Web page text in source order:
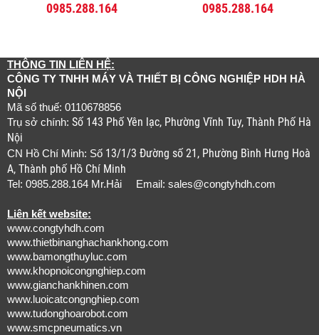
0985.288.164 0985.288.164
THÔNG TIN LIÊN HỆ:
CÔNG TY TNHH MÁY VÀ THIẾT BỊ CÔNG NGHIỆP HDH HÀ
NỘI
Mã số thuế: 0110678856
Trụ sở chính: Số 143 Phố Yên lạc, Phường Vĩnh Tuy, Thành Phố Hà
Nội
CN Hồ Chí Minh: Số 13/1/3 Đường số 21, Phường Bình Hưng Hoà
A, Thành phố Hồ Chí Minh
Tel: 0985.288.164 Mr.Hải Email: sales@congtyhdh.com
Liên kết website:
www.congtyhdh.com
www.thietbinanghachankhong.com
www.bamongthuyluc.com
www.khopnoicongnghiep.com
www.gianchankhinen.com
www.luoicatcongnghiep.com
www.tudonghoarobot.com
www.smcpneumatics.vn